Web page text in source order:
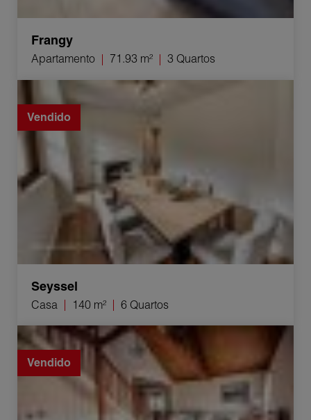
Frangy
Apartamento 71.93 m² 3 Quartos
Venda Casa Seyssel 6 Quartos 140 m²
Vendido
Seyssel
Casa 140 m² 6 Quartos
Venda Casa Allonzier-la-Caille 6 Quartos 117 m²
Vendido